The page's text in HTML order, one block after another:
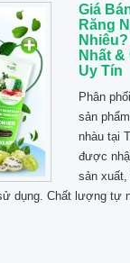
Giá
Răng
Nhất
Uy Tín
Phân
sản
nhàu tại
được
sản xuất,
dụng. Chất lượng tự